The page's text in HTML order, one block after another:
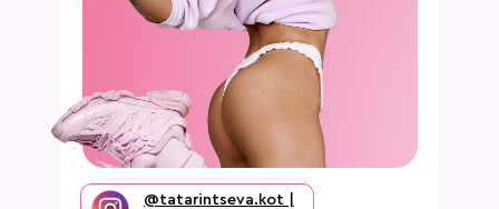
@tatarintseva.kot |